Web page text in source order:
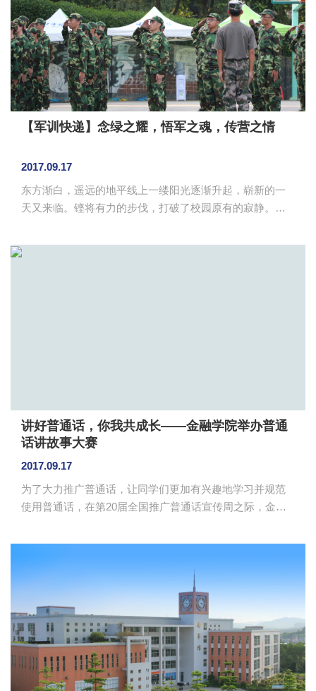
们不怕衣衫被浸湿；太阳晒，学长们不怕皮肤被晒黑；早
出晚归，学长们不怕休息时间不够。即使再累再苦，他们
从不畏惧。在训练场上，他们明白了什么...
【军训快递】念绿之耀，悟军之魂，传营之情
2017.09.17
东方渐白，遥远的地平线上一缕阳光逐渐升起，崭新的一
天又来临。铿将有力的步伐，打破了校园原有的寂静。一
去。渐渐地，新生们已经习惯军训的生活节奏，从一开始
的懒散到现在的准时，变化正在悄然不知中慢慢发生。 绿
讲好普通话，你我共成长——金融学院举办普通
话讲故事大赛
2017.09.17
为了大力推广普通话，让同学们更加有兴趣地学习并规范
使用普通话，在第20届全国推广普通话宣传周之际，金融
15日在二教307室举办普通话讲故事大赛决赛。出席决赛的
心准备，在讲故事的同时配以ppt、背景音乐，声情并茂的
演讲让人如临其境，赢得了在场观众的阵阵掌声。吴茜茜
进行赛后点评，对选手的表现给予肯定，并呼吁大学生必
须要学好用好普通话。吴茜茜、叶剑敏分别为获奖选手颁
奖。 通过本次...